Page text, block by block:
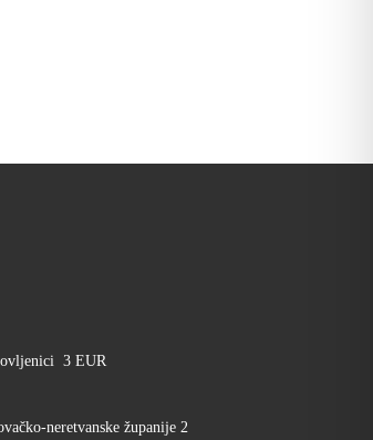
3 EUR
neretvanske županije 2